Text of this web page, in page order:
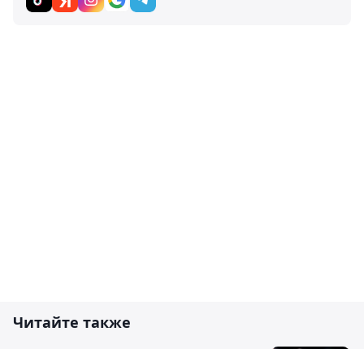
Читайте также